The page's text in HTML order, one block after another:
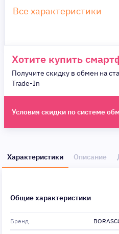
Все характеристики
Хотите купить
Получите скидку в обмен на
Trade-In
Условия скидки по системе
Характеристики Описание
Общие характеристики
Бренд